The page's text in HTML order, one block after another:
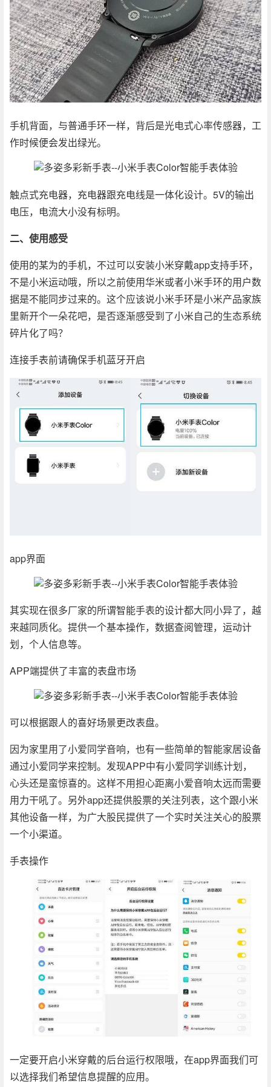
手机背面，与普通手环一样，背后是光电式心率传感器，工
作时候便会发出绿光。
触点式充电器，充电器跟充电线是一体化设计。5V的输出
电压，电流大小没有标明。
二、使用感受
使用的某为的手机，不过可以安装小米穿戴app支持手环，
不是小米运动哦，所以之前使用华米或者小米手环的用户数
据是不能同步过来的。这个应该说小米手环是小米产品家族
里新开个一朵花吧，是否逐渐感受到了小米自己的生态系统
碎片化了吗？
连接手表前请确保手机蓝牙开启
app界面
其实现在很多厂家的所谓智能手表的设计都大同小异了，越
来越同质化。提供一个基本操作，数据查阅管理，运动计
划，个人信息等。
APP端提供了丰富的表盘市场
可以根据跟人的喜好场景更改表盘。
因为家里用了小爱同学音响，也有一些简单的智能家居设备
通过小爱同学来控制。发现APP中有小爱同学训练计划，
心头还是蛮惊喜的。这样不用担心距离小爱音响太远而需要
用力干吼了。另外app还提供股票的关注列表，这个跟小米
其他设备一样，为广大股民提供了一个实时关注关心的股票
一个小渠道。
手表操作
一定要开启小米穿戴的后台运行权限哦，在app界面我们可
以选择我们希望信息提醒的应用。